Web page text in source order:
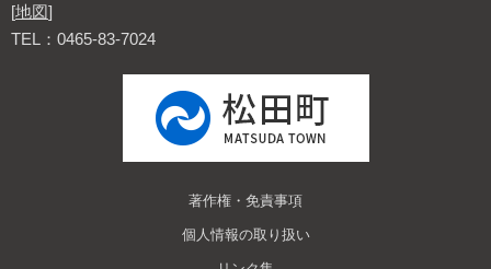
[地図]
TEL：0465-83-7024
著作権・免責事項
個人情報の取り扱い